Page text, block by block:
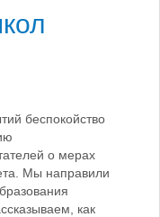
беспокойство
о мерах
Мы направили
как